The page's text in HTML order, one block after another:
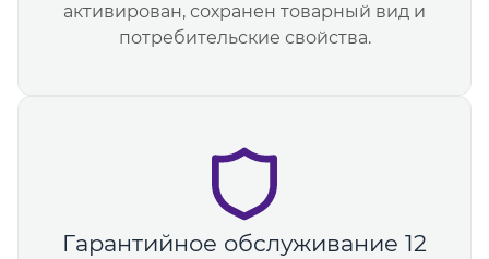
активирован, сохранен товарный вид и
потребительские свойства.
Гарантийное обслуживание 12